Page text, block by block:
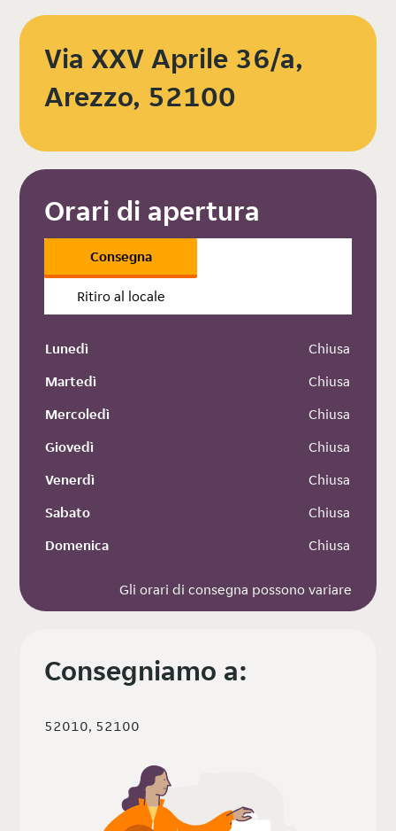
Via XXV Aprile 36/a,
Arezzo, 52100
Orari di apertura
Consegna
Ritiro al locale
Lunedì
Chiusa
Martedì
Chiusa
Mercoledì
Chiusa
Giovedì
Chiusa
Venerdì
Chiusa
Sabato
Chiusa
Domenica
Chiusa
Gli orari di consegna possono variare
Consegniamo a:
52010, 52100